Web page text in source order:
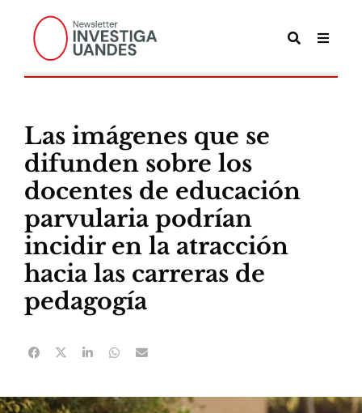
Las imágenes que se
difunden sobre los
docentes de educación
parvularia podrían
incidir en la atracción
hacia las carreras de
pedagogía